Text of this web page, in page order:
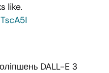
like.
DALL-E 3